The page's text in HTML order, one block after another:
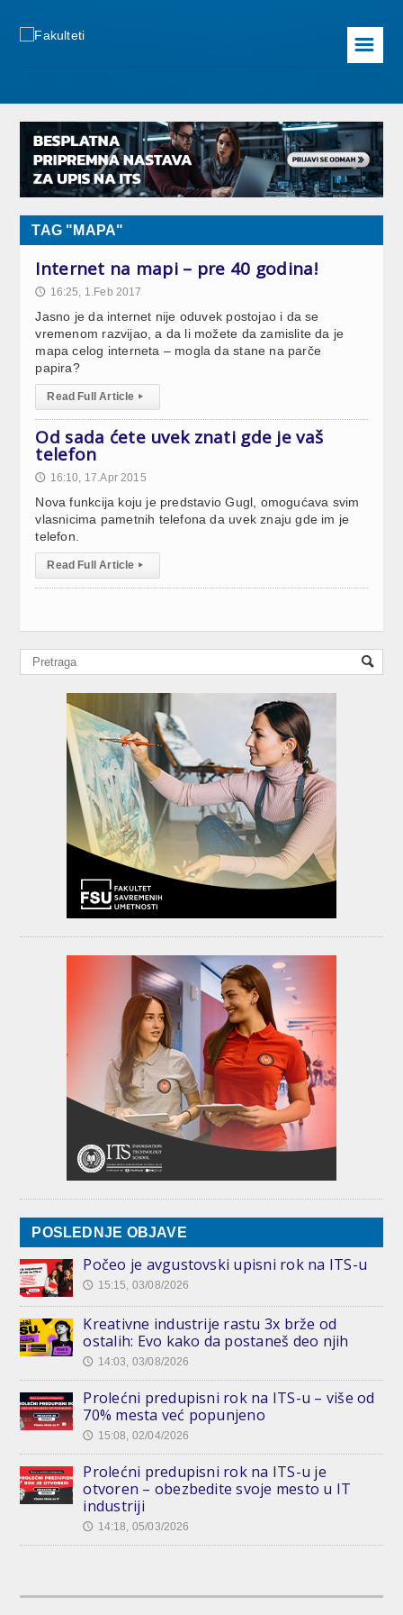
☰
TAG "MAPA"
Internet na mapi – pre 40 godina!
🕔 16:25, 1.Feb 2017
Jasno je da internet nije oduvek postojao i da se
vremenom razvijao, a da li možete da zamislite da je
mapa celog interneta – mogla da stane na parče
papira?
Read Full Article ▸
Od sada ćete uvek znati gde je vaš
telefon
🕔 16:10, 17.Apr 2015
Nova funkcija koju je predstavio Gugl, omogućava svim
vlasnicima pametnih telefona da uvek znaju gde im je
telefon.
Read Full Article ▸
POSLEDNJE OBJAVE
Počeo je avgustovski upisni rok na ITS-u
🕔 15:15, 03/08/2026
Kreativne industrije rastu 3x brže od
ostalih: Evo kako da postaneš deo njih
🕔 14:03, 03/08/2026
Prolećni predupisni rok na ITS-u – više od
70% mesta već popunjeno
🕔 15:08, 02/04/2026
Prolećni predupisni rok na ITS-u je
otvoren – obezbedite svoje mesto u IT
industriji
🕔 14:18, 05/03/2026